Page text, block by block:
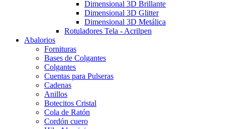
Dimensional 3D Brillante
Dimensional 3D Glitter
Dimensional 3D Metálica
Rotuladores Tela - Acrilpen
Abalorios
Fornituras
Bases de Colgantes
Colgantes
Cuentas para Pulseras
Cadenas
Anillos
Botecitos Cristal
Cola de Ratón
Cordón cuero